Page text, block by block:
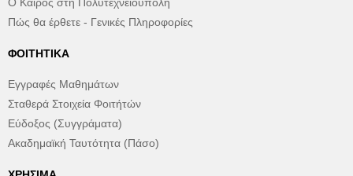
Πώς θα έρθετε - Γενικές Πληροφορίες
ΦΟΙΤΗΤΙΚΆ
Εγγραφές Μαθημάτων
Σταθερά Στοιχεία Φοιτήτών
Εύδοξος (Συγγράματα)
Ακαδημαϊκή Ταυτότητα (Πάσο)